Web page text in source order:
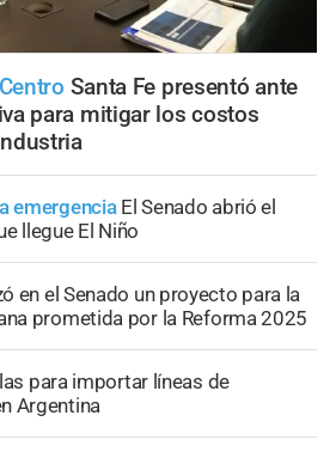
Santa Fe presentó ante
para mitigar los costos
emergencia El Senado abrió el
llegue El Niño
en el Senado un proyecto para la
prometida por la Reforma 2025
para importar líneas de
Argentina